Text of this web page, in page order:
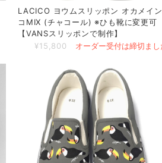
LACICO ヨウムスリッポン オカメイン
コMIX (チャコール) ※ひも靴に変更可
【VANSスリッポンで制作】
¥15,800
オーダー受付は締切まし